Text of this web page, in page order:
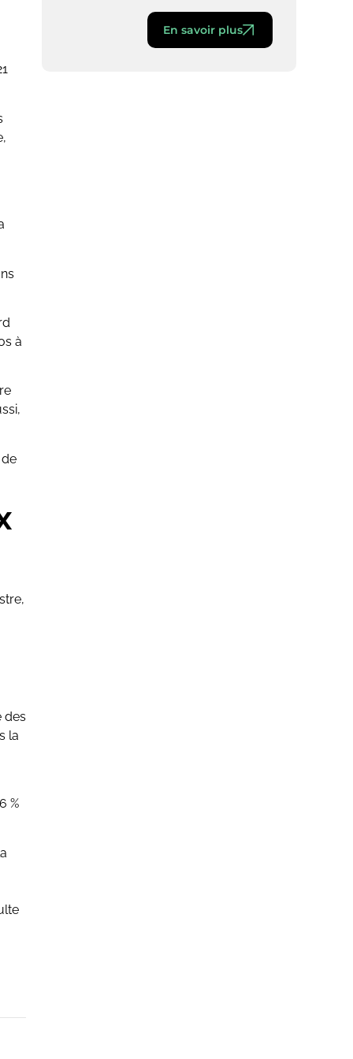
à
des
la
%
En savoir plus